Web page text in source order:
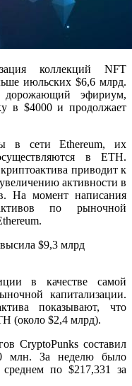
коллекций NFT
июльских $6,6 млрд.
эфириум,
в $4000 и продолжает
в сети Ethereum, их
в ETH.
приводит к
активности в
На момент написания
по рыночной
в качестве самой
капитализации.
показывают, что
(около $2,4 млрд).
CryptoPunks составил
млн. За неделю было
по $217,331 за